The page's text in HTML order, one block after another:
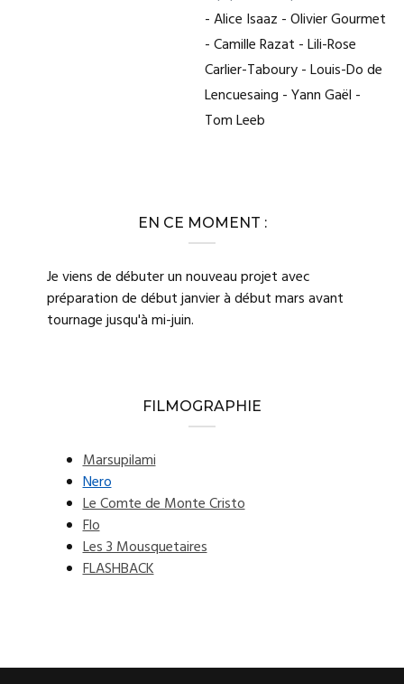
- Alice Isaaz - Olivier Gourmet
- Camille Razat - Lili-Rose
Carlier-Taboury - Louis-Do de
Lencuesaing - Yann Gaël -
Tom Leeb
EN CE MOMENT :
Je viens de débuter un nouveau projet avec
préparation de début janvier à début mars avant
tournage jusqu'à mi-juin.
FILMOGRAPHIE
Marsupilami
Nero
Le Comte de Monte Cristo
Flo
Les 3 Mousquetaires
FLASHBACK